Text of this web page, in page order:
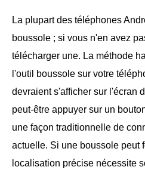
La plupart des téléphones
boussole ; si vous n'en avez
télécharger une. La méthode
l'outil boussole sur votre
devraient s'afficher sur l'écran
peut-être appuyer sur un
une façon traditionnelle de
actuelle. Si une boussole peut
localisation précise nécessite